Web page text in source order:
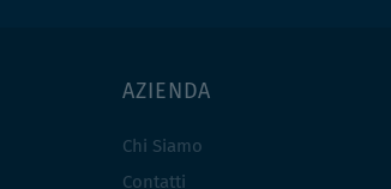
AZIENDA
Chi Siamo
Contatti